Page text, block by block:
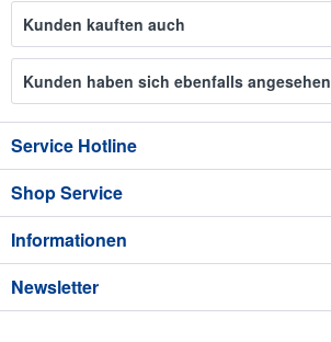
Kunden kauften auch
Kunden haben sich ebenfalls angesehen
Service Hotline
Shop Service
Informationen
Newsletter